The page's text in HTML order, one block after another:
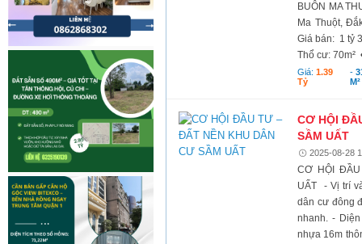
BUÔN MA
Ma Thuột,
Giá bán: 1 tỷ
Thổ cư:
Giá:1.39
Tỷ
-
M²
CƠ HỘI
SẦM UẤT
2025-08-28
CƠ HỘI
UẤT - Vị trí
dân cư đông
nhanh. -
nhựa 16m